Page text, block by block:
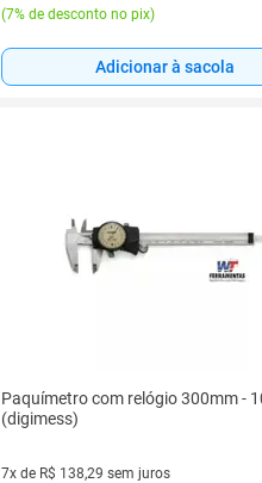
(7% de desconto no pix)
Adicionar à sacola
Paquímetro com relógio 300mm -
(digimess)
7x de R$ 138,29 sem juros